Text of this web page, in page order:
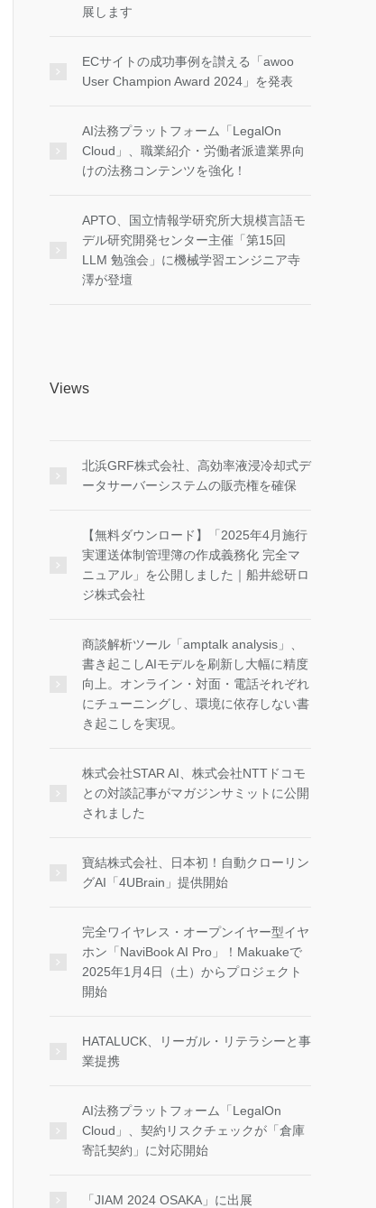
展します
ECサイトの成功事例を讃える「awoo
User Champion Award 2024」を発表
AI法務プラットフォーム「LegalOn
Cloud」、職業紹介・労働者派遣業界向
けの法務コンテンツを強化！
APTO、国立情報学研究所大規模言語モ
デル研究開発センター主催「第15回
LLM 勉強会」に機械学習エンジニア寺
澤が登壇
Views
北浜GRF株式会社、高効率液浸冷却式デ
ータサーバーシステムの販売権を確保
【無料ダウンロード】「2025年4月施行
実運送体制管理簿の作成義務化 完全マ
ニュアル」を公開しました｜船井総研ロ
ジ株式会社
商談解析ツール「amptalk analysis」、
書き起こしAIモデルを刷新し大幅に精度
向上。オンライン・対面・電話それぞれ
にチューニングし、環境に依存しない書
き起こしを実現。
株式会社STAR AI、株式会社NTTドコモ
との対談記事がマガジンサミットに公開
されました
寶結株式会社、日本初！自動クローリン
グAI「4UBrain」提供開始
完全ワイヤレス・オープンイヤー型イヤ
ホン「NaviBook AI Pro」！Makuakeで
2025年1月4日（土）からプロジェクト
開始
HATALUCK、リーガル・リテラシーと事
業提携
AI法務プラットフォーム「LegalOn
Cloud」、契約リスクチェックが「倉庫
寄託契約」に対応開始
「JIAM 2024 OSAKA」に出展